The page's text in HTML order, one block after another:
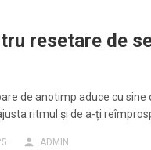
resetare de
de anotimp aduce cu sine
ritmul și de a-ți
ADMIN